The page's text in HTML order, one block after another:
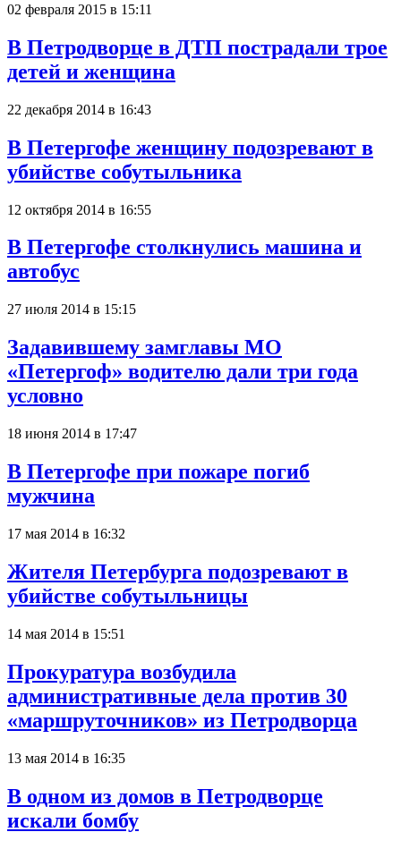
02 февраля 2015 в 15:11
В Петродворце в ДТП пострадали трое
детей и женщина
22 декабря 2014 в 16:43
В Петергофе женщину подозревают в
убийстве собутыльника
12 октября 2014 в 16:55
В Петергофе столкнулись машина и
автобус
27 июля 2014 в 15:15
Задавившему замглавы МО
«Петергоф» водителю дали три года
условно
18 июня 2014 в 17:47
В Петергофе при пожаре погиб
мужчина
17 мая 2014 в 16:32
Жителя Петербурга подозревают в
убийстве собутыльницы
14 мая 2014 в 15:51
Прокуратура возбудила
административные дела против 30
«маршруточников» из Петродворца
13 мая 2014 в 16:35
В одном из домов в Петродворце
искали бомбу